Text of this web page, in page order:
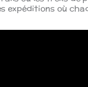
expéditions où